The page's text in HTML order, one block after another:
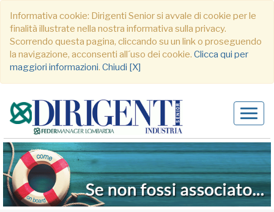
Informativa cookie: Dirigenti Senior si avvale di cookie per le
finalità illustrate nella nostra informativa sulla privacy.
Scorrendo questa pagina, cliccando su un link o proseguendo
la navigazione, acconsenti all´uso dei cookie. Clicca qui per
maggiori informazioni. Chiudi [X]